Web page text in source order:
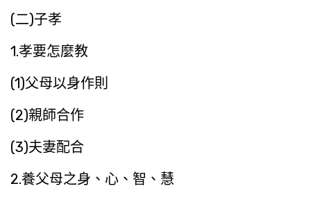
(二)子孝
1.孝要怎麼教
(1)父母以身作則
(2)親師合作
(3)夫妻配合
2.養父母之身、心、智、慧